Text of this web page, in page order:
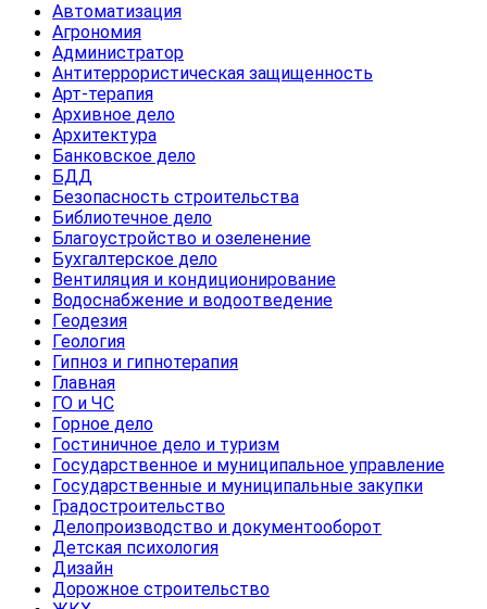
Автоматизация
Агрономия
Администратор
Антитеррористическая защищенность
Арт-терапия
Архивное дело
Архитектура
Банковское дело
БДД
Безопасность строительства
Библиотечное дело
Благоустройство и озеленение
Бухгалтерское дело
Вентиляция и кондиционирование
Водоснабжение и водоотведение
Геодезия
Геология
Гипноз и гипнотерапия
Главная
ГО и ЧС
Горное дело
Гостиничное дело и туризм
Государственное и муниципальное управление
Государственные и муниципальные закупки
Градостроительство
Делопроизводство и документооборот
Детская психология
Дизайн
Дорожное строительство